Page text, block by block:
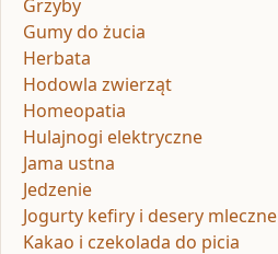
Grzyby
Gumy do żucia
Herbata
Hodowla zwierząt
Homeopatia
Hulajnogi elektryczne
Jama ustna
Jedzenie
Jogurty kefiry i desery mleczne
Kakao i czekolada do picia